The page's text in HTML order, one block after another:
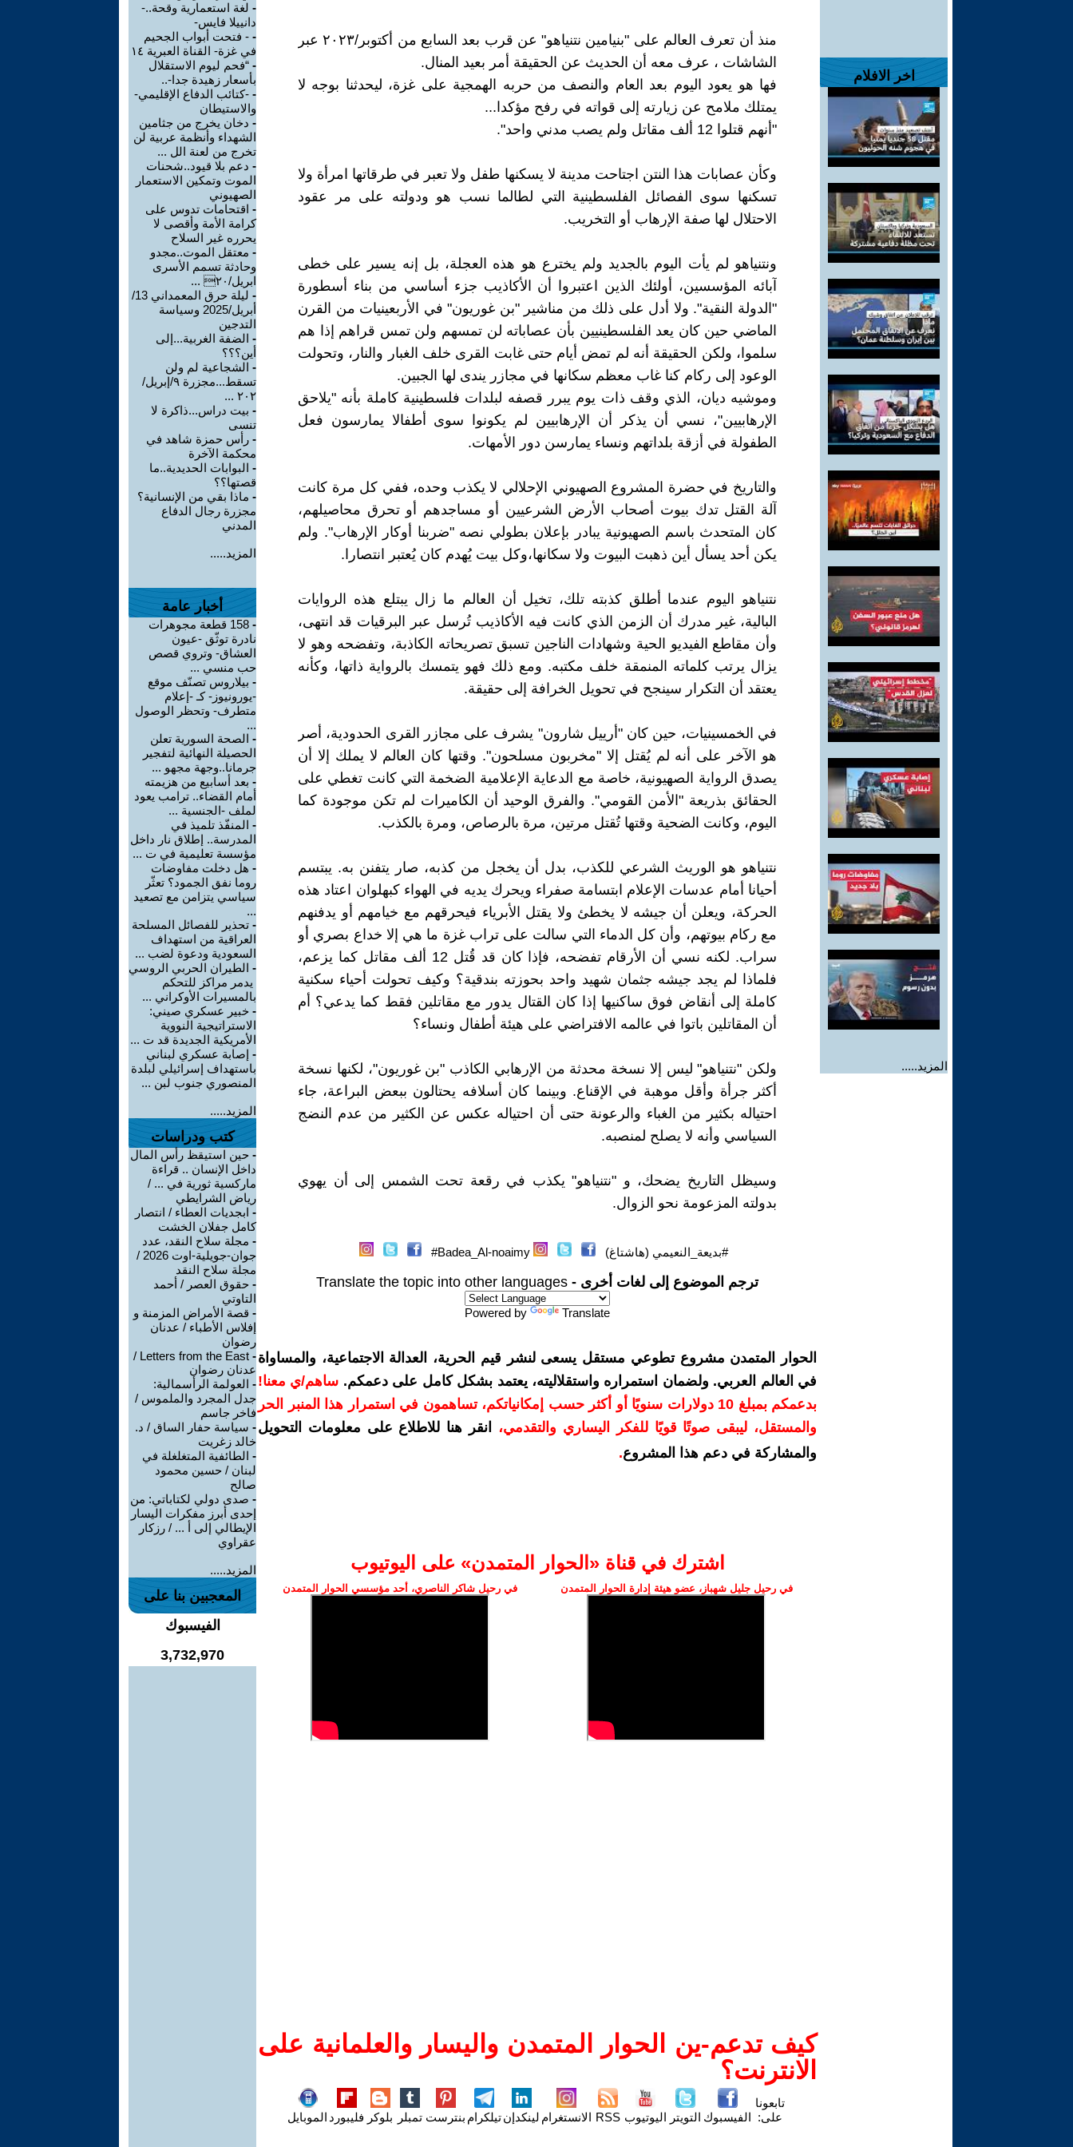
اخر الافلام
المزيد.....
منذ أن تعرف العالم على "بنيامين نتنياهو" عن قرب بعد السابع من أكتوبر/٢٠٢٣ عبر
الشاشات ، عرف معه أن الحديث عن الحقيقة أمر بعيد المنال.
فها هو يعود اليوم بعد العام والنصف من حربه الهمجية على غزة، ليحدثنا بوجه لا
يمتلك ملامح عن زيارته إلى قواته في رفح مؤكدا...
"أنهم قتلوا 12 ألف مقاتل ولم يصب مدني واحد".
وكأن عصابات هذا النتن اجتاحت مدينة لا يسكنها طفل ولا تعبر في طرقاتها امرأة ولا
تسكنها سوى الفصائل الفلسطينية التي لطالما نسب هو ودولته على مر عقود
الاحتلال لها صفة الإرهاب أو التخريب.
ونتنياهو لم يأت اليوم بالجديد ولم يخترع هو هذه العجلة، بل إنه يسير على خطى
آبائه المؤسسين، أولئك الذين اعتبروا أن الأكاذيب جزء أساسي من بناء أسطورة
"الدولة النقية". ولا أدل على ذلك من مناشير "بن غوريون" في الأربعينيات من القرن
الماضي حين كان يعد الفلسطينيين بأن عصاباته لن تمسهم ولن تمس قراهم إذا هم
سلموا، ولكن الحقيقة أنه لم تمض أيام حتى غابت القرى خلف الغبار والنار، وتحولت
الوعود إلى ركام كنا غاب معظم سكانها في مجازر يندى لها الجبين.
وموشيه ديان، الذي وقف ذات يوم يبرر قصفه لبلدات فلسطينية كاملة بأنه "يلاحق
الإرهابيين"، نسي أن يذكر أن الإرهابيين لم يكونوا سوى أطفالا يمارسون فعل
الطفولة في أزقة بلداتهم ونساء يمارسن دور الأمهات.
والتاريخ في حضرة المشروع الصهيوني الإحلالي لا يكذب وحده، ففي كل مرة كانت
آلة القتل تدك بيوت أصحاب الأرض الشرعيين أو مساجدهم أو تحرق محاصيلهم،
كان المتحدث باسم الصهيونية يبادر بإعلان بطولي نصه "ضربنا أوكار الإرهاب". ولم
يكن أحد يسأل أين ذهبت البيوت ولا سكانها،وكل بيت يُهدم كان يُعتبر انتصارا.
نتنياهو اليوم عندما أطلق كذبته تلك، تخيل أن العالم ما زال يبتلع هذه الروايات
البالية، غير مدرك أن الزمن الذي كانت فيه الأكاذيب تُرسل عبر البرقيات قد انتهى،
وأن مقاطع الفيديو الحية وشهادات الناجين تسبق تصريحاته الكاذبة، وتفضحه وهو لا
يزال يرتب كلماته المنمقة خلف مكتبه. ومع ذلك فهو يتمسك بالرواية ذاتها، وكأنه
يعتقد أن التكرار سينجح في تحويل الخرافة إلى حقيقة.
في الخمسينيات، حين كان "أرييل شارون" يشرف على مجازر القرى الحدودية، أصر
هو الآخر على أنه لم يُقتل إلا "مخربون مسلحون". وقتها كان العالم لا يملك إلا أن
يصدق الرواية الصهيونية، خاصة مع الدعاية الإعلامية الضخمة التي كانت تغطي على
الحقائق بذريعة "الأمن القومي". والفرق الوحيد أن الكاميرات لم تكن موجودة كما
اليوم، وكانت الضحية وقتها تُقتل مرتين، مرة بالرصاص، ومرة بالكذب.
نتنياهو هو الوريث الشرعي للكذب، بدل أن يخجل من كذبه، صار يتفنن به. يبتسم
أحيانا أمام عدسات الإعلام ابتسامة صفراء ويحرك يديه في الهواء كبهلوان اعتاد هذه
الحركة، ويعلن أن جيشه لا يخطئ ولا يقتل الأبرياء فيحرقهم مع خيامهم أو يدفنهم
مع ركام بيوتهم، وأن كل الدماء التي سالت على تراب غزة ما هي إلا خداع بصري أو
سراب. لكنه نسي أن الأرقام تفضحه، فإذا كان قد قُتل 12 ألف مقاتل كما يزعم،
فلماذا لم يجد جيشه جثمان شهيد واحد بحوزته بندقية؟ وكيف تحولت أحياء سكنية
كاملة إلى أنقاض فوق ساكنيها إذا كان القتال يدور مع مقاتلين فقط كما يدعي؟ أم
أن المقاتلين باتوا في عالمه الافتراضي على هيئة أطفال ونساء؟
ولكن "نتنياهو" ليس إلا نسخة محدثة من الإرهابي الكاذب "بن غوريون"، لكنها نسخة
أكثر جرأة وأقل موهبة في الإقناع. وبينما كان أسلافه يحتالون ببعض البراعة، جاء
احتياله بكثير من الغباء والرعونة حتى أن احتياله عكس عن الكثير من عدم النضج
السياسي وأنه لا يصلح لمنصبه.
وسيظل التاريخ يضحك، و "نتنياهو" يكذب في رقعة تحت الشمس إلى أن يهوي
بدولته المزعومة نحو الزوال.
#بديعة_النعيمي (هاشتاغ) Badea_Al-noaimy#
ترجم الموضوع إلى لغات أخرى - Translate the topic into other languages
Powered by Translate
الحوار المتمدن مشروع تطوعي مستقل يسعى لنشر قيم الحرية، العدالة الاجتماعية، والمساواة
في العالم العربي. ولضمان استمراره واستقلاليته، يعتمد بشكل كامل على دعمكم. ساهم/ي معنا!
بدعمكم بمبلغ 10 دولارات سنويًا أو أكثر حسب إمكانياتكم، تساهمون في استمرار هذا المنبر الحر
والمستقل، ليبقى صوتًا قويًا للفكر اليساري والتقدمي،
انقر هنا للاطلاع على معلومات التحويل
والمشاركة في دعم هذا المشروع.
اشترك في قناة ‫«الحوار المتمدن» على اليوتيوب
في رحيل جليل شهباز، عضو هيئة إدارة الحوار المتمدن في رحيل شاكر الناصري، أحد مؤسسي الحوار المتمدن
كيف تدعم-ين الحوار المتمدن واليسار والعلمانية على
الانترنت؟
تابعونا
على: الفيسبوك التويتر اليوتيوب RSS الانستغرام لينكدإنتيلكرام بنترست تمبلر بلوكر فليبورد الموبايل
- لغة استعمارية وقحة..-
دانييلا فايس-
- - فتحت أبواب الجحيم
في غزة- القناة العبرية ١٤
- “فحم ليوم الاستقلال
بأسعار زهيدة جدا-..
- -كتائب الدفاع الإقليمي-
والاستيطان
- دخان يخرج من جثامين
الشهداء وأنظمة عربية لن
تخرج من لعنة الل ...
- دعم بلا قيود..شحنات
الموت وتمكين الاستعمار
الصهيوني
- اقتحامات تدوس على
كرامة الأمة وأقصى لا
يحرره غير السلاح
- معتقل الموت..مجدو
وحادثة تسمم الأسرى
ابريل/٢٠ ...
-
ليلة حرق المعمداني 13/
أبريل/2025 وسياسة
التدجين
- الضفة الغربية...إلى
أين؟؟؟
- الشجاعية لم ولن
تسقط...مجزرة ٩/إبريل/
٢٠٢ ...
- بيت دراس...ذاكرة لا
تنسى
- رأس حمزة شاهد في
محكمة الآخرة
- البوابات الحديدية..ما
قصتها؟؟
- ماذا بقي من الإنسانية؟
مجزرة رجال الدفاع
المدني
المزيد.....
أخبار عامة
-
158 قطعة مجوهرات
نادرة توثّق -عيون
العشاق- وتروي قصص
حب منسي ...
- بيلاروس تصنّف موقع
-يورونيوز- كـ -إعلام
متطرف- وتحظر الوصول
...
- الصحة السورية تعلن
الحصيلة النهائية لتفجير
جرمانا..وجهة مجهو ...
- بعد أسابيع من هزيمته
أمام القضاء.. ترامب يعود
لملف -الجنسية ...
- المنفّذ تلميذ في
المدرسة.. إطلاق نار داخل
مؤسسة تعليمية في ت ...
- هل دخلت مفاوضات
روما نفق الجمود؟ تعثّر
سياسي يتزامن مع تصعيد
...
- تحذير للفصائل المسلحة
العراقية من استهداف
السعودية ودعوة لضب ...
- الطيران الحربي الروسي
يدمر مراكز للتحكم
بالمسيرات الأوكراني ...
- خبير عسكري صيني:
الاستراتيجية النووية
الأمريكية الجديدة قد ت ...
- إصابة عسكري لبناني
باستهداف إسرائيلي لبلدة
المنصوري جنوب لبن ...
المزيد.....
كتب ودراسات
- حين استيقظ رأس المال
داخل الإنسان .. قراءة
ماركسية ثورية في ... /
رياض الشرايطي
- ابجديات العطاء / انتصار
كامل جفلان الخشت
- مجلة سلاح النقد، عدد
جوان-جويلية-اوت 2026 /
مجلة سلاح النقد
- حقوق العصر / أحمد
التاوتي
- قصة الأمراض المزمنة و
إفلاس الأطباء / عدنان
رضوان
-
Letters from the East /
عدنان رضوان
- العولمة الرأسمالية:
جدل المجرد والملموس /
فاخر جاسم
- سياسة حفار الساق / د.
خالد زغريت
- الطائفية المتغلغلة في
لبنان / حسين محمود
صالح
- صدى دولي لكتاباتي: من
إحدى أبرز مفكرات اليسار
الإيطالي إلى أ ... / رزكار
عقراوي
المزيد.....
المعجبين بنا على
الفيسبوك
3,732,970